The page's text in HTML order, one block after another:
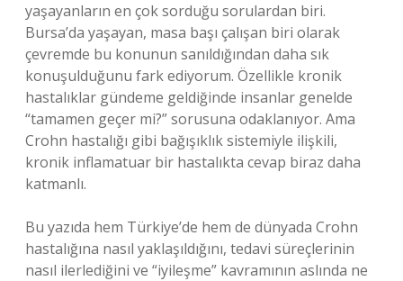
yaşayanların en çok sorduğu sorulardan biri.
Bursa’da yaşayan, masa başı çalışan biri olarak
çevremde bu konunun sanıldığından daha sık
konuşulduğunu fark ediyorum. Özellikle kronik
hastalıklar gündeme geldiğinde insanlar genelde
“tamamen geçer mi?” sorusuna odaklanıyor. Ama
Crohn hastalığı gibi bağışıklık sistemiyle ilişkili,
kronik inflamatuar bir hastalıkta cevap biraz daha
katmanlı.
Bu yazıda hem Türkiye’de hem de dünyada Crohn
hastalığına nasıl yaklaşıldığını, tedavi süreçlerinin
nasıl ilerlediğini ve “iyileşme” kavramının aslında ne